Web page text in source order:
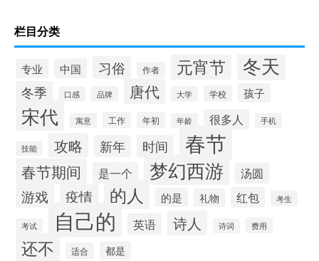
栏目分类
专业 中国 习俗 作者 元宵节 冬天
冬季 口感 品牌 唐代 大学 学校 孩子
宋代 寓意 工作 年初 年龄 很多人 手机
技能 攻略 新年 时间 春节
春节期间 是一个 梦幻西游 汤圆
游戏 疫情 的人 的是 礼物 红包 考生
考试 自己的 英语 诗人 诗词 费用
还不 适合 都是